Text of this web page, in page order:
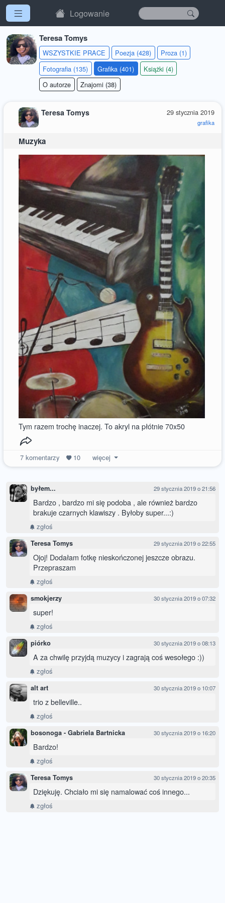
Logowanie
Teresa Tomys
WSZYSTKIE PRACE Poezja (428)
Proza (1)
Fotografia (135)
Grafika (401)
Książki (4)
O autorze
Znajomi (38)
29 stycznia 2019
grafika
Teresa Tomys
Muzyka
Tym razem trochę inaczej. To akryl na płótnie 70x50
7komentarzy 10 więcej
byłem... 29 stycznia 2019 o 21:56
Bardzo , bardzo mi się podoba , ale również bardzo
brakuje czarnych klawiszy . Byłoby super...:)
zgłoś
Teresa Tomys 29 stycznia 2019 o 22:55
Ojoj! Dodałam fotkę nieskończonej jeszcze obrazu.
Przepraszam
zgłoś
smokjerzy 30 stycznia 2019 o 07:32
super!
zgłoś
piórko 30 stycznia 2019 o 08:13
A za chwilę przyjdą muzycy i zagrają coś wesołego :))
zgłoś
alt art 30 stycznia 2019 o 10:07
trio z belleville..
zgłoś
bosonoga - Gabriela Bartnicka 30 stycznia 2019 o 16:20
Bardzo!
zgłoś
Teresa Tomys 30 stycznia 2019 o 20:35
Dziękuję. Chciało mi się namalować coś innego...
zgłoś